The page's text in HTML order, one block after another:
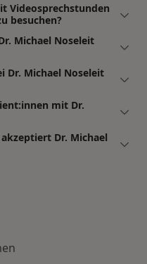
Videosprechstunden
besuchen?
Michael Noseleit
Dr. Michael Noseleit
mit Dr.
Dr. Michael